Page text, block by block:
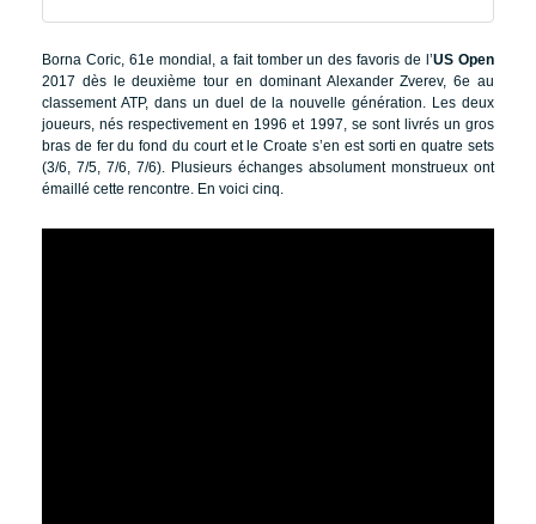
Borna Coric, 61e mondial, a fait tomber un des favoris de l’US Open
2017 dès le deuxième tour en dominant Alexander Zverev, 6e au
classement ATP, dans un duel de la nouvelle génération. Les deux
joueurs, nés respectivement en 1996 et 1997, se sont livrés un gros
bras de fer du fond du court et le Croate s’en est sorti en quatre sets
(3/6, 7/5, 7/6, 7/6). Plusieurs échanges absolument monstrueux ont
émaillé cette rencontre. En voici cinq.